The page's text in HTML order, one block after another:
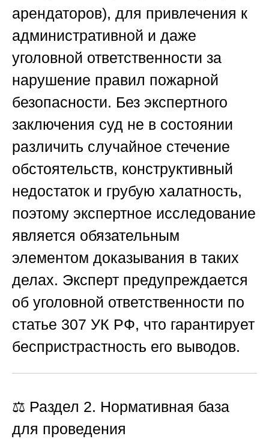
арендаторов), для привлечения к
административной и даже
уголовной ответственности за
нарушение правил пожарной
безопасности. Без экспертного
заключения суд не в состоянии
различить случайное стечение
обстоятельств, конструктивный
недостаток и грубую халатность,
поэтому экспертное исследование
является обязательным
элементом доказывания в таких
делах. Эксперт предупреждается
об уголовной ответственности по
статье 307 УК РФ, что гарантирует
беспристрастность его выводов.
⚖️ Раздел 2. Нормативная база
для проведения